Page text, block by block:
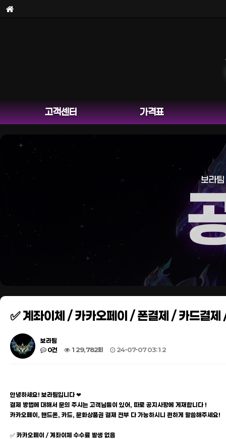
고객센터 가격표
✅ 계좌이체 / 카카오페이 / 폰결제 / 카드결제
보라팀
0건
129,782회 24-07-07 03:12
안녕하세요! 보라팀입니다 ❤
결제 방법에 대해서 문의 주시는 고객님들이 있어, 따로 공지사항에 게재합니다 !
카카오페이, 핸드폰, 카드, 문화상품권 결제 전부 다 가능하시니 편하게 말씀해주세요!
✅ 카카오페이 / 계좌이체 수수료 발생 없음